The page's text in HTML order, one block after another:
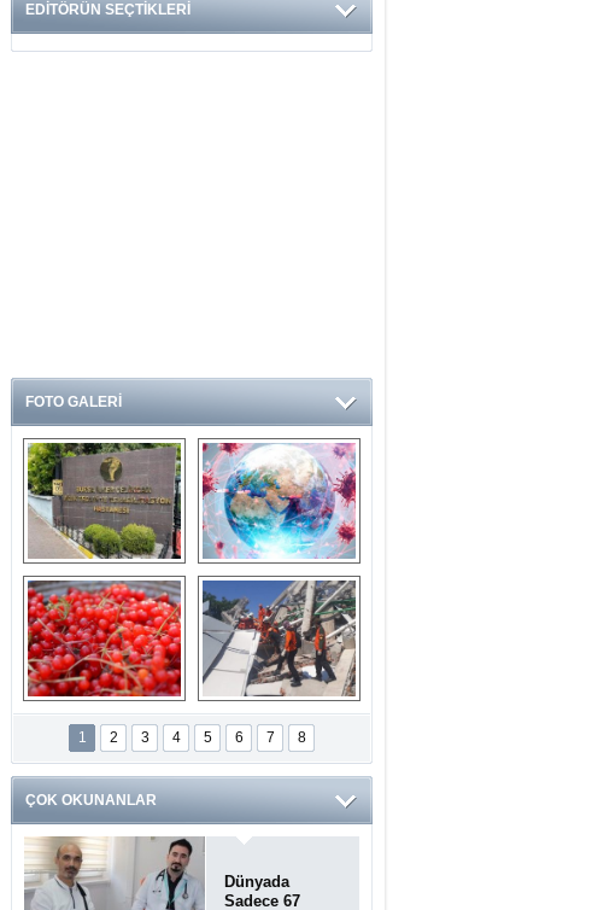
EDİTÖRÜN SEÇTİKLERİ
FOTO GALERİ
Ve burası da bir
devlet hastanesi
14 soruda
Koronavirüs
hakkında kendinizi
test edin...
Gilaburu meyvesi
kanserden koruyor
Endonezya’daki
deprem: Ölü sayısı
bin 203'e yükseldi
1 2 3 4 5 6 7 8
ÇOK OKUNANLAR
Dünyada
Sadece 67